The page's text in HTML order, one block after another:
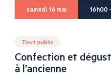
samedi 16 mai 16h00
Tout public
Confection et
à l’ancienne